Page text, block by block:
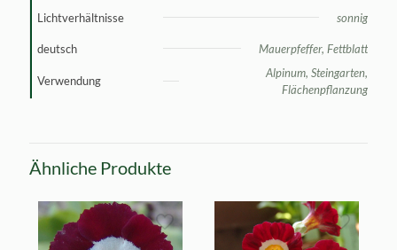
Lichtverhältnisse sonnig
deutsch Mauerpfeffer, Fettblatt
Verwendung
Alpinum, Steingarten,
Flächenpflanzung
Ähnliche Produkte